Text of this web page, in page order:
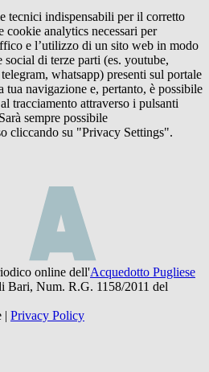
tecnici indispensabili per il corretto
analytics necessari per
e l’utilizzo di un sito web in modo
di terze parti (es. youtube,
whatsapp) presenti sul portale
tua navigazione e, pertanto, è possibile
tracciamento attraverso i pulsanti
sempre possibile
cliccando su "Privacy Settings".
online dell'Acquedotto Pugliese
Bari, Num. R.G. 1158/2011 del
| Privacy Policy